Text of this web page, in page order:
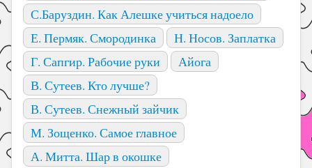
С.Баруздин. Как Алешке учиться надоело
Е. Пермяк. Смородинка
Н. Носов. Заплатка
Г. Сапгир. Рабочие руки
Айога
В. Сутеев. Кто лучше?
В. Сутеев. Снежный зайчик
М. Зощенко. Самое главное
А. Митта. Шар в окошке